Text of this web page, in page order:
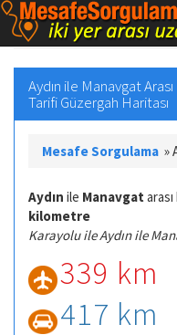
Aydın ile Manavgat
Tarifi Güzergah Haritası
Mesafe Sorgulama »
Aydın ile Manavgat
kilometre
Karayolu ile Aydın ile
339 km
417 km